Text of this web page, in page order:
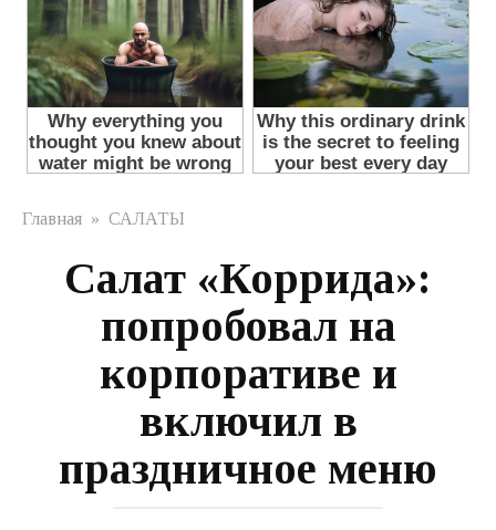
Главная » САЛАТЫ
Салат «Коррида»:
попробовал на
корпоративе и
включил в
праздничное меню